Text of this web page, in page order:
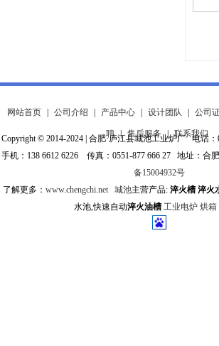
网站首页 公司介绍 产品中心 设计团队 公司
聘 | 售后服务 | 联系我们
Copyright © 2014-2024 | 合肥·庐江县城池工业炉厂 电话
手机：138 6612 6226 传真：0551-877 666 27 地址：
备15004932号
了解更多：www.chengchi.net 城池主营产品:淬火槽 淬火
水池,快速自动淬火油槽 工业电炉 烘箱